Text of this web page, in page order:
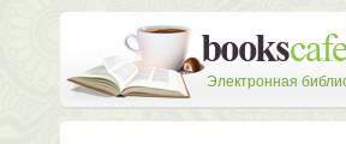
Электронная